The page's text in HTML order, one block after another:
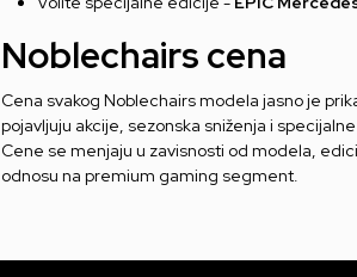
Noblechairs cena
Cena svakog Noblechairs modela jasno je
pojavljuju akcije, sezonska sniženja i
Cene se menjaju u zavisnosti od modela,
odnosu na premium gaming segment.